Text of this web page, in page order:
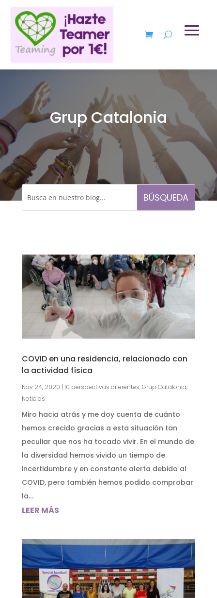
Grup Catalonia
COVID en una residencia, relacionado con
la actividad física
Nov 24, 2020 | 10 perspectivas diferentes,Grup Catalonia,
Noticias
Miro hacia atrás y me doy cuenta de cuánto
hemos crecido gracias a esta situación tan
peculiar que nos ha tocado vivir. En el mundo de
la diversidad hemos vivido un tiempo de
incertidumbre y en constante alerta debido al
COVID, pero también hemos podido comprobar
la...
LEER MÁS